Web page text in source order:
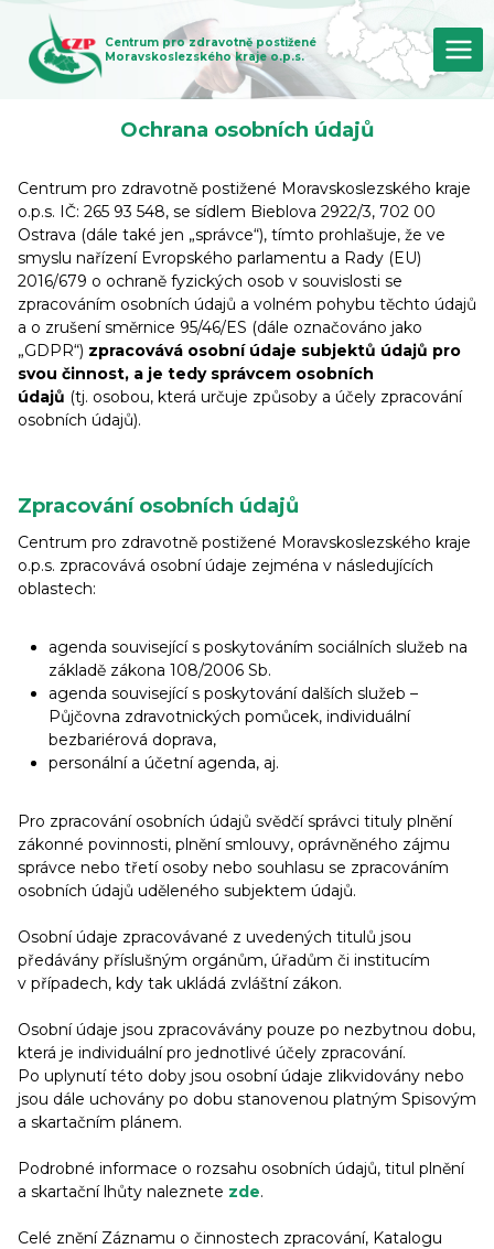
Přeskočit
obsah
Centrum pro zdravotně postižené
Moravskoslezského kraje o.p.s.
Ochrana osobních údajů
Centrum pro zdravotně postižené Moravskoslezského kraje
o.p.s. IČ: 265 93 548, se sídlem Bieblova 2922/3, 702 00
Ostrava (dále také jen „správce“), tímto prohlašuje, že ve
smyslu nařízení Evropského parlamentu a Rady (EU)
2016/679 o ochraně fyzických osob v souvislosti se
zpracováním osobních údajů a volném pohybu těchto údajů
a o zrušení směrnice 95/46/ES (dále označováno jako
„GDPR“) zpracovává osobní údaje subjektů údajů pro
svou činnost, a je tedy správcem osobních
údajů (tj. osobou, která určuje způsoby a účely zpracování
osobních údajů).
Zpracování osobních údajů
Centrum pro zdravotně postižené Moravskoslezského kraje
o.p.s. zpracovává osobní údaje zejména v následujících
oblastech:
agenda související s poskytováním sociálních služeb na
základě zákona 108/2006 Sb.
agenda související s poskytování dalších služeb –
Půjčovna zdravotnických pomůcek, individuální
bezbariérová doprava,
personální a účetní agenda, aj.
Pro zpracování osobních údajů svědčí správci tituly plnění
zákonné povinnosti, plnění smlouvy, oprávněného zájmu
správce nebo třetí osoby nebo souhlasu se zpracováním
osobních údajů uděleného subjektem údajů.
Osobní údaje zpracovávané z uvedených titulů jsou
předávány příslušným orgánům, úřadům či institucím
v případech, kdy tak ukládá zvláštní zákon.
Osobní údaje jsou zpracovávány pouze po nezbytnou dobu,
která je individuální pro jednotlivé účely zpracování.
Po uplynutí této doby jsou osobní údaje zlikvidovány nebo
jsou dále uchovány po dobu stanovenou platným Spisovým
a skartačním plánem.
Podrobné informace o rozsahu osobních údajů, titul plnění
a skartační lhůty naleznete zde.
Celé znění Záznamu o činnostech zpracování, Katalogu